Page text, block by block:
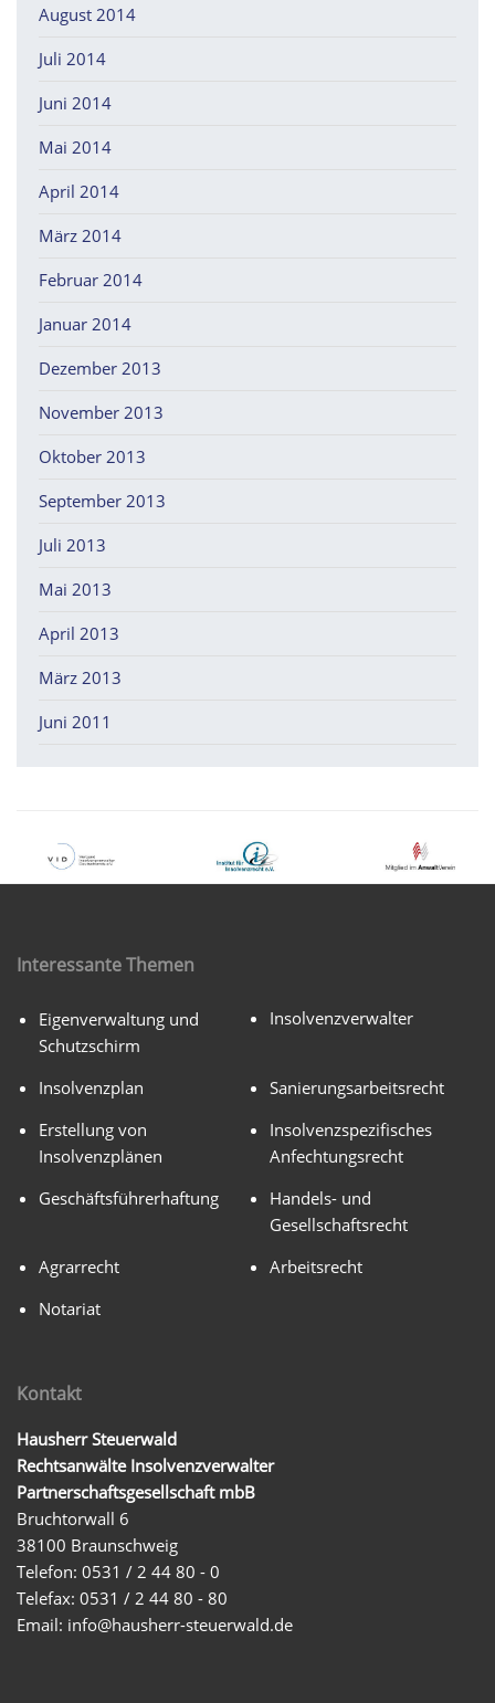
August 2014
Juli 2014
Juni 2014
Mai 2014
April 2014
März 2014
Februar 2014
Januar 2014
Dezember 2013
November 2013
Oktober 2013
September 2013
Juli 2013
Mai 2013
April 2013
März 2013
Juni 2011
Interessante Themen
Eigenverwaltung und
Schutzschirm
Insolvenzverwalter
Insolvenzplan
Sanierungsarbeitsrecht
Erstellung von
Insolvenzplänen
Insolvenzspezifisches
Anfechtungsrecht
Geschäftsführerhaftung
Handels- und
Gesellschaftsrecht
Agrarrecht
Arbeitsrecht
Notariat
Kontakt
Hausherr Steuerwald
Rechtsanwälte Insolvenzverwalter
Partnerschaftsgesellschaft mbB
Bruchtorwall 6
38100 Braunschweig
Telefon: 0531 / 2 44 80 - 0
Telefax: 0531 / 2 44 80 - 80
Email: info@hausherr-steuerwald.de